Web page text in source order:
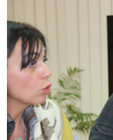
img_8669.jpg